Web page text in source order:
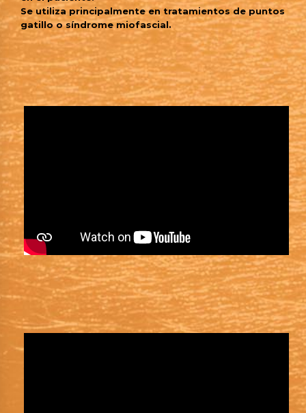
Se utiliza principalmente en tratamientos de puntos
gatillo o síndrome miofascial.